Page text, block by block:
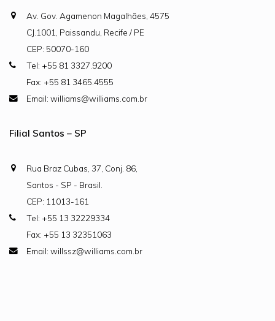
Av. Gov. Agamenon Magalhães, 4575
CJ.1001, Paissandu, Recife / PE
CEP: 50070-160
Tel: +55 81 3327.9200
Fax: +55 81 3465.4555
Email: williams@williams.com.br
Filial Santos – SP
Rua Braz Cubas, 37, Conj. 86,
Santos - SP - Brasil.
CEP: 11013-161
Tel: +55 13 32229334
Fax: +55 13 32351063
Email: willssz@williams.com.br